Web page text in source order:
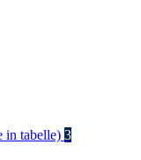
in tabelle) 3